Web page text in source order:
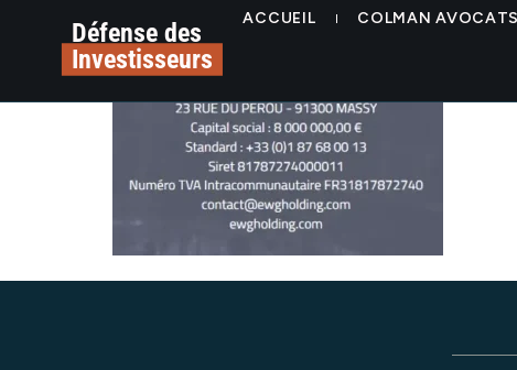
Défense des
Investisseurs
ACCUEIL COLMAN AVOCATS
alerte-arnaque-